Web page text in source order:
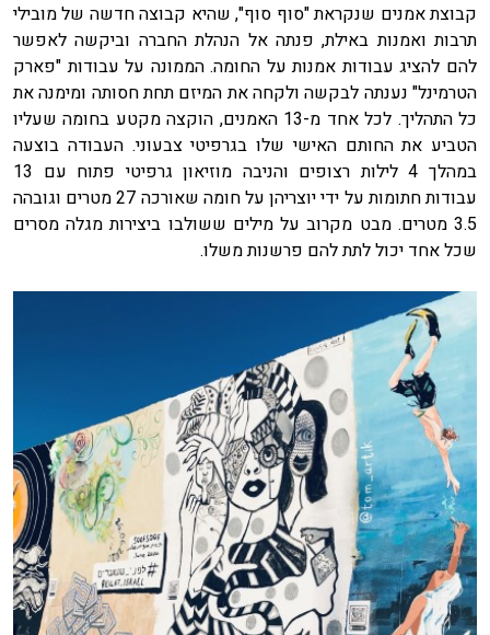
קבוצת אמנים שנקראת "סוף סוף", שהיא קבוצה חדשה של מובילי
תרבות ואמנות באילת, פנתה אל הנהלת החברה וביקשה לאפשר
להם להציג עבודות אמנות על החומה. הממונה על עבודות "פארק
הטרמינל" נענתה לבקשה ולקחה את המיזם תחת חסותה ומימנה את
כל התהליך. לכל אחד מ-13 האמנים, הוקצה מקטע בחומה שעליו
הטביע את החותם האישי שלו בגרפיטי צבעוני. העבודה בוצעה
במהלך 4 לילות רצופים והניבה מוזיאון גרפיטי פתוח עם 13
עבודות חתומות על ידי יוצריהן על חומה שאורכה 27 מטרים וגובהה
3.5 מטרים. מבט מקרוב על מילים ששולבו ביצירות מגלה מסרים
שכל אחד יכול לתת להם פרשנות משלו.